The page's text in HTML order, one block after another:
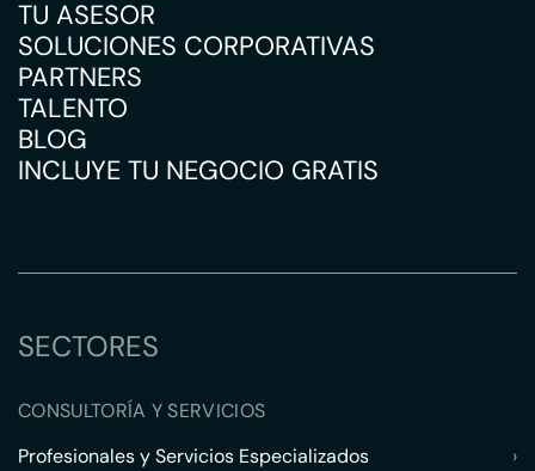
TU ASESOR
SOLUCIONES CORPORATIVAS
PARTNERS
TALENTO
BLOG
INCLUYE TU NEGOCIO GRATIS
SECTORES
CONSULTORÍA Y SERVICIOS
Profesionales y Servicios Especializados
›